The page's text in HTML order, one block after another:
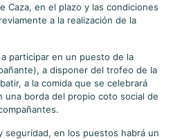
Caza, en el plazo y las condiciones
a la realización de la
participar en un puesto de la
a disponer del trofeo de la
a la comida que se celebrará
una borda del propio coto social de
seguridad, en los puestos habrá un